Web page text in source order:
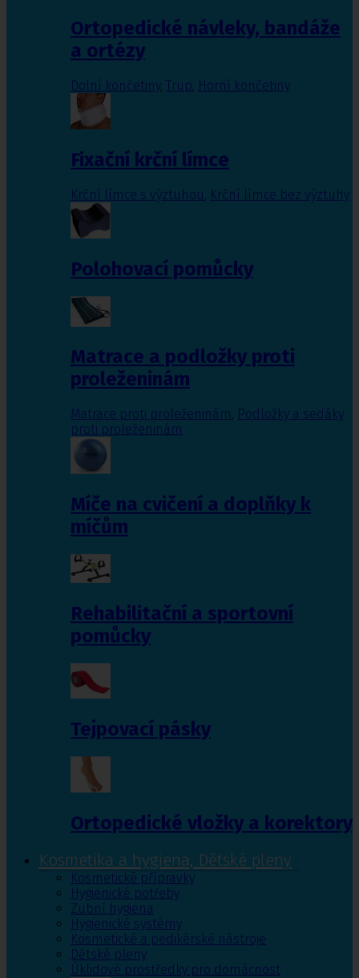
Ortopedické návleky, bandáže
a ortézy
Dolní končetiny, Trup, Horní končetiny
Fixační krční límce
Krční límce s výztuhou Krční límce bez výztuhy
Polohovací pomůcky
Matrace a podložky proti
proleženinám
Matrace proti proleženinám, Podložky a sedáky
proti proleženinám
Míče na cvičení a doplňky k
míčům
Rehabilitační a sportovní
pomůcky
Tejpovací pásky
Ortopedické vložky a korektory
Kosmetika a hygiena, Dětské pleny
Kosmetické přípravky
Hygienické potřeby
Zubní hygiena
Hygienické systémy
Kosmetické a pedikérské nástroje
Dětské pleny
Úklidové prostředky pro domácnost